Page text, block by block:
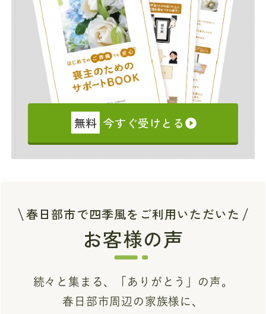
無料 今すぐ受けとる
春日部市で四季風をご利用いただいた
お客様の声
続々と集まる、「ありがとう」の声。
春日部市周辺の家族様に、